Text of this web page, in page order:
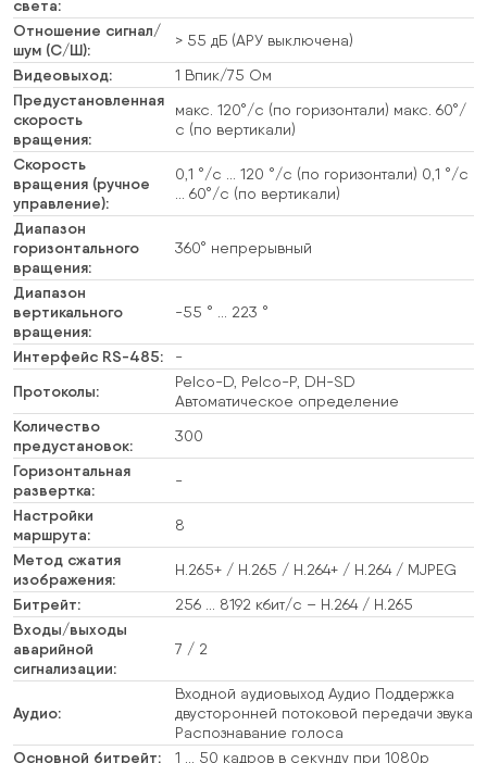
света:
Отношение сигнал/
шум (С/Ш):
> 55 дБ (АРУ выключена)
Видеовыход: 1 Впик/75 Ом
Предустановленная
скорость
вращения:
макс. 120°/с (по горизонтали) макс. 60°/
с (по вертикали)
Скорость
вращения (ручное
управление):
0,1 °/с … 120 °/с (по горизонтали) 0,1 °/с
… 60°/с (по вертикали)
Диапазон
горизонтального
вращения:
360° непрерывный
Диапазон
вертикального
вращения:
-55 ° … 223 °
Интерфейс RS-485: -
Протоколы:
Pelco-D, Pelco-P, DH-SD
Автоматическое определение
Количество
предустановок:
300
Горизонтальная
развертка:
-
Настройки
маршрута:
8
Метод сжатия
изображения:
H.265+ / H.265 / H.264+ / H.264 / MJPEG
Битрейт: 256 … 8192 кбит/с – H.264 / H.265
Входы/выходы
аварийной
сигнализации:
7 / 2
Аудио:
Входной аудиовыход Аудио Поддержка
двусторонней потоковой передачи звука
Распознавание голоса
Основной битрейт: 1 … 50 кадров в секунду при 1080p